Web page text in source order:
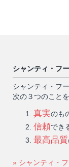
シャンティ・フ
シャンティ・フ
次の３つのこと
真実のも
信頼でき
最高品質
» シャンティ・